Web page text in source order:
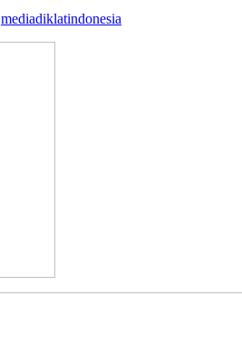
mediadiklatindonesia